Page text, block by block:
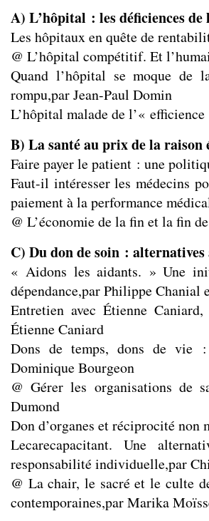
A) L’hôpital : les déficiences de
Les hôpitaux en quête de
@ L’hôpital compétitif. Et
Quand l’hôpital se moque de
rompu,par Jean-Paul Domin
L’hôpital malade de l’«
B) La santé au prix de la raison
Faire payer le patient : une
Faut-il intéresser les médecins
paiement à la performance
@ L’économie de la fin et la fin
C) Du don de soin :
« Aidons les aidants. » Une
dépendance,par Philippe Chanial
Entretien avec Étienne
Étienne Caniard
Dons de temps, dons de vie
Dominique Bourgeon
@ Gérer les organisations de
Dumond
Don d’organes et réciprocité non
Lecarecapacitant. Une
responsabilité individuelle,par
@ La chair, le sacré et le culte
contemporaines,par Marika